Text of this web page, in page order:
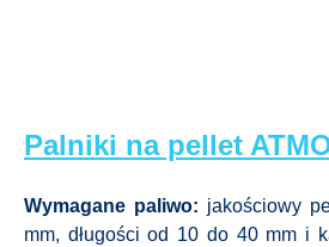
Palniki na pellet
Wymagane paliwo: jakościowy
mm, długości od 10 do 40 mm i